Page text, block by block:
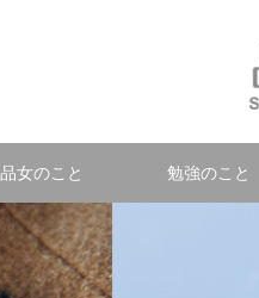
品女のこと 勉強のこと